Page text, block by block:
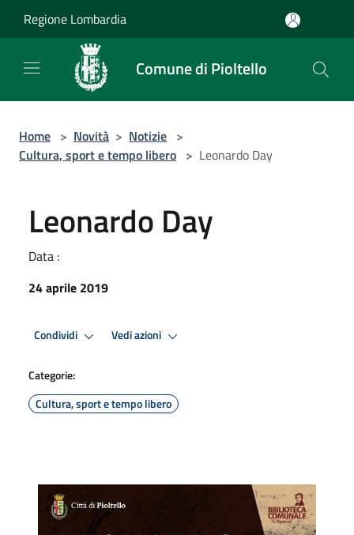
Regione Lombardia
Comune di Pioltello
Home > Novità > Notizie >
Cultura, sport e tempo libero > Leonardo Day
Leonardo Day
Data :
24 aprile 2019
Condividi Vedi azioni
Categorie:
Cultura, sport e tempo libero